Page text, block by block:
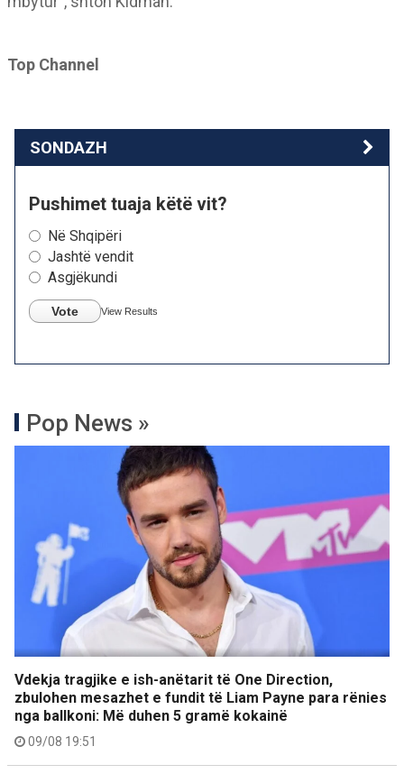
Top Channel
SONDAZH
Pushimet tuaja këtë vit?
Në Shqipëri
Jashtë vendit
Asgjëkundi
Vote View Results
Pop News »
Vdekja tragjike e ish-anëtarit të One Direction,
zbulohen mesazhet e fundit të Liam Payne para rënies
nga ballkoni: Më duhen 5 gramë kokainë
09/08 19:51